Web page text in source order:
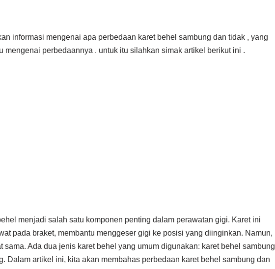
informasi mengenai apa perbedaan karet behel sambung dan tidak , yang
mengenai perbedaannya . untuk itu silahkan simak artikel berikut ini .
menjadi salah satu komponen penting dalam perawatan gigi. Karet ini
pada braket, membantu menggeser gigi ke posisi yang diinginkan. Namun,
sama. Ada dua jenis karet behel yang umum digunakan: karet behel sambung
Dalam artikel ini, kita akan membahas perbedaan karet behel sambung dan